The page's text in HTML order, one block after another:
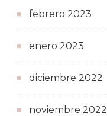
febrero 2023
enero 2023
diciembre 2022
noviembre 2022